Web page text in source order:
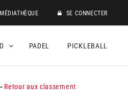
MÉDIATHÈQUE SE CONNECTER
PADEL PICKLEBALL
Retour aux classement